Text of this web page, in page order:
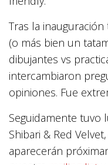
Tras la
(o más bien un
dibujantes vs
intercambiaron
opiniones. Fue
Seguidamente tuvo
Shibari & Red
aparecerán